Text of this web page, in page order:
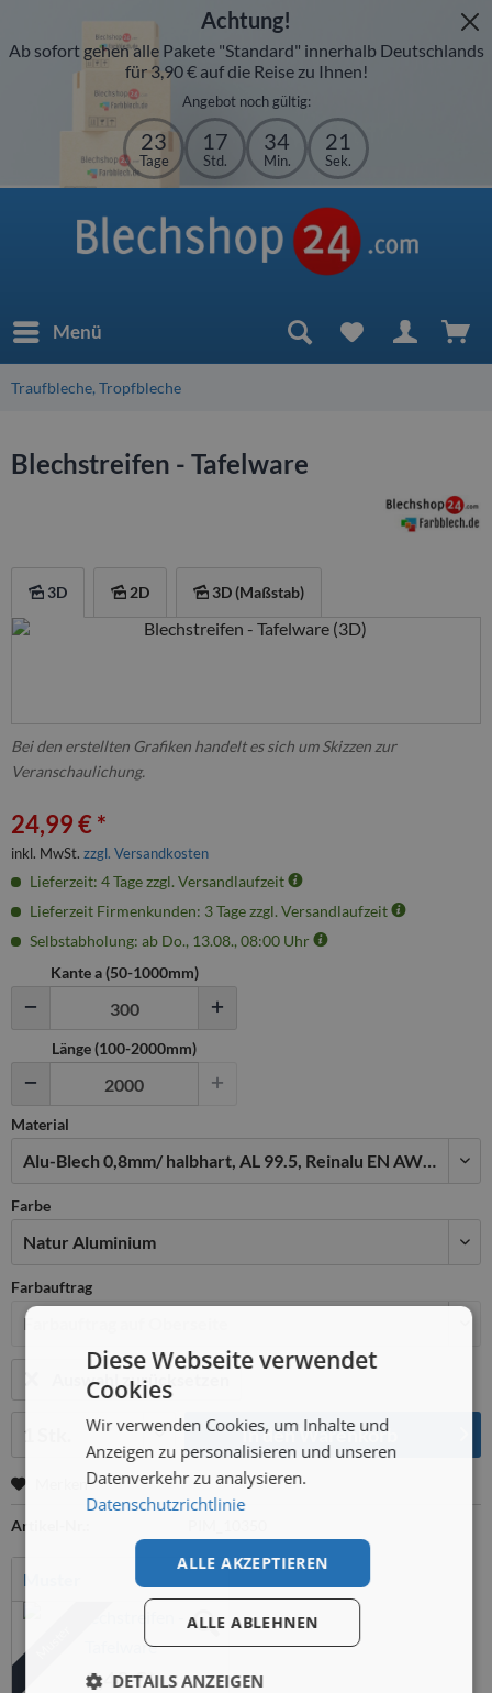
Achtung!
Ab sofort gehen alle Pakete "Standard" innerhalb Deutschlands
für 3,90 € auf die Reise zu Ihnen!
Angebot noch gültig:
23
Tage
17
Std.
34
Min.
21
Sek.
Menü
Traufbleche, Tropfbleche
Blechstreifen - Tafelware
3D 2D 3D (Maßstab)
Bei den erstellten Grafiken handelt es sich um Skizzen zur
Veranschaulichung.
24,99 € *
inkl. MwSt. zzgl. Versandkosten
Lieferzeit: 4 Tage zzgl. Versandlaufzeit
Lieferzeit Firmenkunden: 3 Tage zzgl. Versandlaufzeit
Selbstabholung: ab Do., 13.08., 08:00 Uhr
Kante a (50-1000mm)
Länge (100-2000mm)
Material
Farbe
Farbauftrag
Auswahl zurücksetzen
In den Warenkorb
Merken
Artikel-Nr.:
Muster
9,40 €*
Diese Webseite verwendet
Cookies
Wir verwenden Cookies, um Inhalte und
Anzeigen zu personalisieren und unseren
Datenverkehr zu analysieren.
Datenschutzrichtlinie
ALLE AKZEPTIEREN
ALLE ABLEHNEN
DETAILS ANZEIGEN